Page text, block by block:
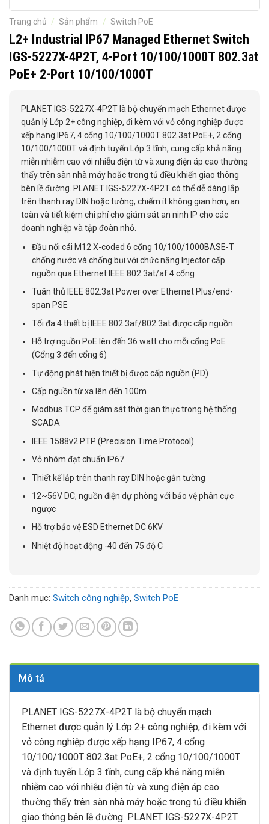
Trang chủ / Sản phẩm / Switch PoE
L2+ Industrial IP67 Managed Ethernet Switch
IGS-5227X-4P2T, 4-Port 10/100/1000T 802.3at
PoE+ 2-Port 10/100/1000T
PLANET IGS-5227X-4P2T là bộ chuyển mạch Ethernet được
quản lý Lớp 2+ công nghiệp, đi kèm với vỏ công nghiệp được
xếp hạng IP67, 4 cổng 10/100/1000T 802.3at PoE+, 2 cổng
10/100/1000T và định tuyến Lớp 3 tĩnh, cung cấp khả năng
miễn nhiễm cao với nhiễu điện từ và xung điện áp cao thường
thấy trên sàn nhà máy hoặc trong tủ điều khiển giao thông
bên lề đường. PLANET IGS-5227X-4P2T có thể dễ dàng lắp
trên thanh ray DIN hoặc tường, chiếm ít không gian hơn, an
toàn và tiết kiệm chi phí cho giám sát an ninh IP cho các
doanh nghiệp và tập đoàn nhỏ.
Đầu nối cái M12 X-coded 6 cổng 10/100/1000BASE-T
chống nước và chống bụi với chức năng Injector cấp
nguồn qua Ethernet IEEE 802.3at/af 4 cổng
Tuân thủ IEEE 802.3at Power over Ethernet Plus/end-
span PSE
Tối đa 4 thiết bị IEEE 802.3af/802.3at được cấp nguồn
Hỗ trợ nguồn PoE lên đến 36 watt cho mỗi cổng PoE
(Cổng 3 đến cổng 6)
Tự động phát hiện thiết bị được cấp nguồn (PD)
Cấp nguồn từ xa lên đến 100m
Modbus TCP để giám sát thời gian thực trong hệ thống
SCADA
IEEE 1588v2 PTP (Precision Time Protocol)
Vỏ nhôm đạt chuẩn IP67
Thiết kế lắp trên thanh ray DIN hoặc gắn tường
12~56V DC, nguồn điện dự phòng với bảo vệ phân cực
ngược
Hỗ trợ bảo vệ ESD Ethernet DC 6KV
Nhiệt độ hoạt động -40 đến 75 độ C
Danh mục: Switch công nghiệp, Switch PoE
Mô tả
PLANET IGS-5227X-4P2T là bộ chuyển mạch
Ethernet được quản lý Lớp 2+ công nghiệp, đi kèm với
vỏ công nghiệp được xếp hạng IP67, 4 cổng
10/100/1000T 802.3at PoE+, 2 cổng 10/100/1000T
và định tuyến Lớp 3 tĩnh, cung cấp khả năng miễn
nhiễm cao với nhiễu điện từ và xung điện áp cao
thường thấy trên sàn nhà máy hoặc trong tủ điều khiển
giao thông bên lề đường. PLANET IGS-5227X-4P2T